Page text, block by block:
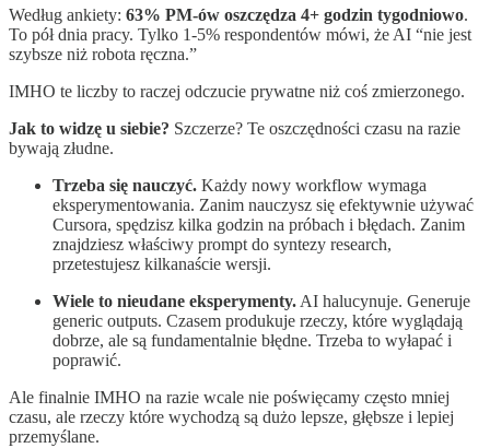
Według ankiety: 63% PM-ów oszczędza 4+ godzin tygodniowo.
To pół dnia pracy. Tylko 1-5% respondentów mówi, że AI “nie jest
szybsze niż robota ręczna.”
IMHO te liczby to raczej odczucie prywatne niż coś zmierzonego.
Jak to widzę u siebie? Szczerze? Te oszczędności czasu na razie
bywają złudne.
Trzeba się nauczyć. Każdy nowy workflow wymaga
eksperymentowania. Zanim nauczysz się efektywnie używać
Cursora, spędzisz kilka godzin na próbach i błędach. Zanim
znajdziesz właściwy prompt do syntezy research,
przetestujesz kilkanaście wersji.
Wiele to nieudane eksperymenty. AI halucynuje. Generuje
generic outputs. Czasem produkuje rzeczy, które wyglądają
dobrze, ale są fundamentalnie błędne. Trzeba to wyłapać i
poprawić.
Ale finalnie IMHO na razie wcale nie poświęcamy często mniej
czasu, ale rzeczy które wychodzą są dużo lepsze, głębsze i lepiej
przemyślane.